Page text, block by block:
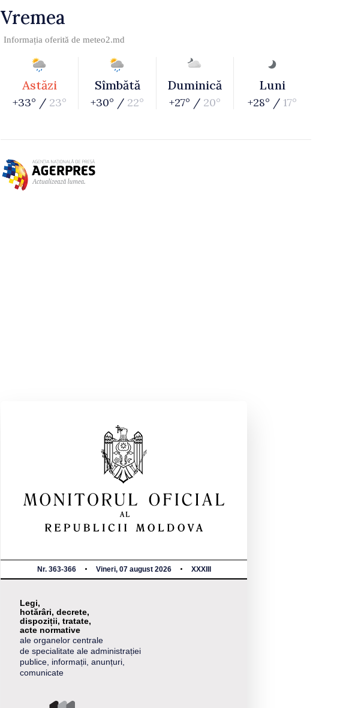
Vremea
Informația oferită de meteo2.md
Astăzi
+33° / 23°
Sîmbătă
+30° / 22°
Duminică
+27° / 20°
Luni
+28° / 17°
Nr. 363-366 Vineri, 07 august 2026 XXXIII
Legi,
hotărâri, decrete,
dispoziții, tratate,
acte normative
ale organelor centrale
de specialitate ale administrației
publice, informații, anunțuri,
comunicate